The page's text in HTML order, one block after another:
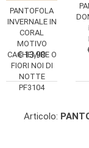
PANTOFOLA
INVERNALE IN
CORAL
MOTIVO
CACHEMIRE O
FIORI NOI DI
NOTTE
PF3104
€ 13,90
Articolo: